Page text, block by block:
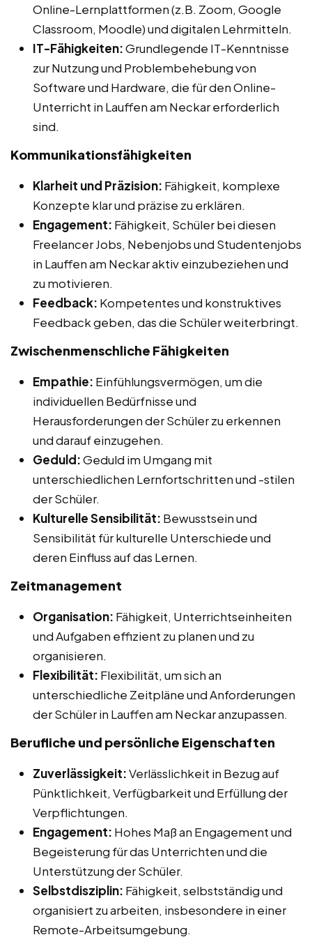
Online-Lernplattformen (z.B. Zoom, Google
Classroom, Moodle) und digitalen Lehrmitteln.
IT-Fähigkeiten:Grundlegende IT-Kenntnisse
zur Nutzung und Problembehebung von
Software und Hardware, die für den Online-
Unterricht in Lauffen am Neckar erforderlich
sind.
Kommunikationsfähigkeiten
Klarheit und Präzision: Fähigkeit, komplexe
Konzepte klar und präzise zu erklären.
Engagement: Fähigkeit, Schüler bei diesen
Freelancer Jobs, Nebenjobs und Studentenjobs
in Lauffen am Neckar aktiv einzubeziehen und
zu motivieren.
Feedback: Kompetentes und konstruktives
Feedback geben, das die Schüler weiterbringt.
Zwischenmenschliche Fähigkeiten
Empathie: Einfühlungsvermögen, um die
individuellen Bedürfnisse und
Herausforderungen der Schüler zu erkennen
und darauf einzugehen.
Geduld:Geduld im Umgang mit
unterschiedlichen Lernfortschritten und -stilen
der Schüler.
Kulturelle Sensibilität: Bewusstsein und
Sensibilität für kulturelle Unterschiede und
deren Einfluss auf das Lernen.
Zeitmanagement
Organisation: Fähigkeit, Unterrichtseinheiten
und Aufgaben effizient zu planen und zu
organisieren.
Flexibilität: Flexibilität, um sich an
unterschiedliche Zeitpläne und Anforderungen
der Schüler in Lauffen am Neckar anzupassen.
Berufliche und persönliche Eigenschaften
Zuverlässigkeit:Verlässlichkeit in Bezug auf
Pünktlichkeit, Verfügbarkeit und Erfüllung der
Verpflichtungen.
Engagement: Hohes Maß an Engagement und
Begeisterung für das Unterrichten und die
Unterstützung der Schüler.
Selbstdisziplin: Fähigkeit, selbstständig und
organisiert zu arbeiten, insbesondere in einer
Remote-Arbeitsumgebung.